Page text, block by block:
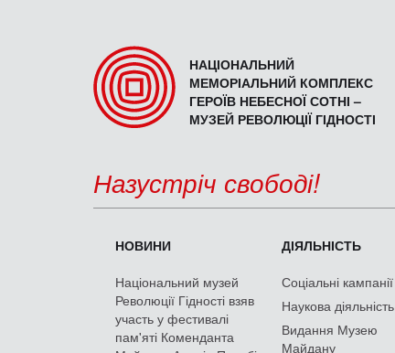
НАЦІОНАЛЬНИЙ
МЕМОРІАЛЬНИЙ КОМПЛЕКС
ГЕРОЇВ НЕБЕСНОЇ СОТНІ –
МУЗЕЙ РЕВОЛЮЦІЇ ГІДНОСТІ
Назустріч свободі!
НОВИНИ
Національний музей
Революції Гідності взяв
участь у фестивалі
пам'яті Коменданта
ДІЯЛЬНІСТЬ
Соціальні кампанії
Наукова діяльність
Видання Музею
Майдану